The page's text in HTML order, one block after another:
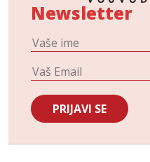
Newsletter